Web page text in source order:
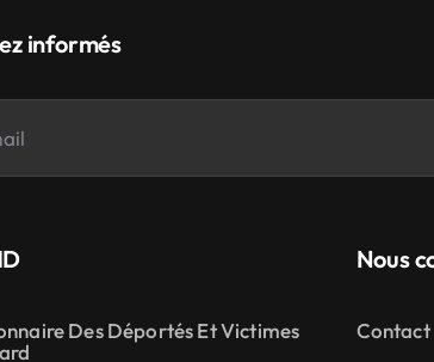
informés
Des Déportés Et Victimes
Nous
Contact